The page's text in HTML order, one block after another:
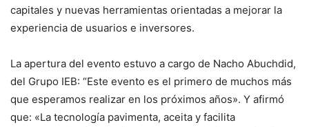
capitales y nuevas herramientas orientadas a mejorar la
experiencia de usuarios e inversores.
La apertura del evento estuvo a cargo de Nacho Abuchdid,
del Grupo IEB: “Este evento es el primero de muchos más
que esperamos realizar en los próximos años». Y afirmó
que: «La tecnología pavimenta, aceita y facilita